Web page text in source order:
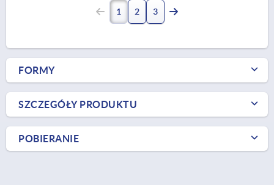
1 2 3
FORMY
SZCZEGÓŁY PRODUKTU
POBIERANIE